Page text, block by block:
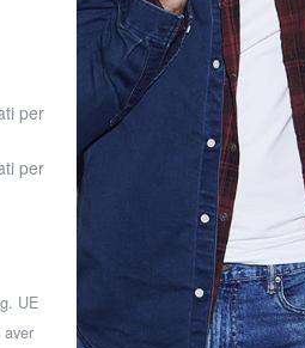
per
per
UE
aver